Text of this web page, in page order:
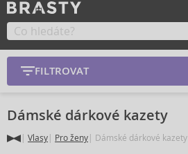
FILTROVAT
Dámské dárkové kazety
Vlasy Pro ženy Dámské dárkové kazety